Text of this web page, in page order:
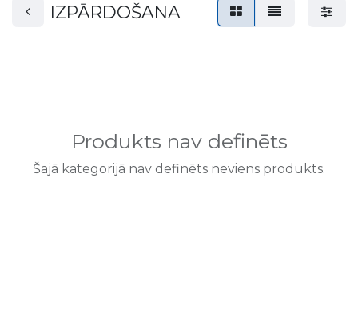
IZPĀRDOŠANA
Produkts nav definēts
Šajā kategorijā nav definēts neviens produkts.